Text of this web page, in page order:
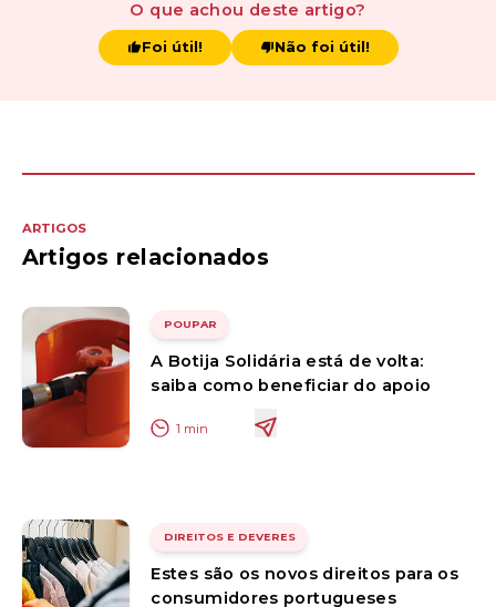
O que achou deste artigo?
Foi útil! Não foi útil!
ARTIGOS
Artigos relacionados
POUPAR
A Botija Solidária está de volta:
saiba como beneficiar do apoio
1 min
DIREITOS E DEVERES
Estes são os novos direitos para os
consumidores portugueses